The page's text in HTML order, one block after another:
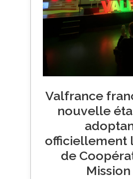
Valfrance
nouvelle
officiellement
de
Mission